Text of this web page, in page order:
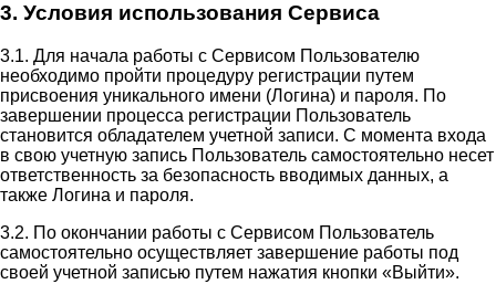
3. Условия использования Сервиса
3.1. Для начала работы с Сервисом Пользователю
необходимо пройти процедуру регистрации путем
присвоения уникального имени (Логина) и пароля. По
завершении процесса регистрации Пользователь
становится обладателем учетной записи. С момента входа
в свою учетную запись Пользователь самостоятельно несет
ответственность за безопасность вводимых данных, а
также Логина и пароля.
3.2. По окончании работы с Сервисом Пользователь
самостоятельно осуществляет завершение работы под
своей учетной записью путем нажатия кнопки «Выйти».